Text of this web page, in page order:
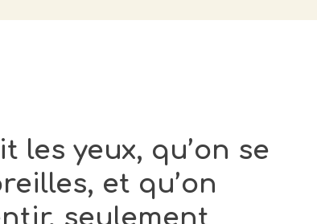
les yeux, qu’on se
et qu’on
seulement